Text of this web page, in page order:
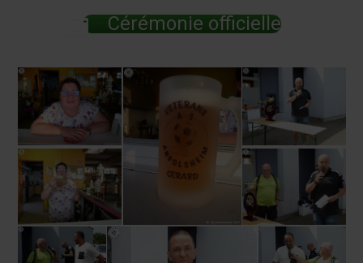
Cérémonie officielle